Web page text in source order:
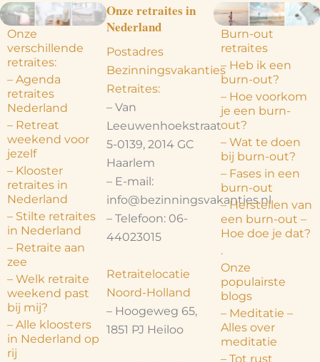
Onze
verschillende
retraites:
– Agenda
retraites
Nederland
– Retreat
weekend voor
jezelf
– Klooster
retraites in
Nederland
– Stilte retraites
in Nederland
– Retraite aan
zee
– Welk retraite
weekend past
bij mij?
– Alle kloosters
in Nederland op
rij
Onze retraites in
Nederland
Postadres
Bezinningsvakanties
Retraites:
– Van
Leeuwenhoekstraat
5-0139, 2014 GC
Haarlem
– E-mail:
info@bezinningsvakanties.nl
– Telefoon: 06-
44023015
Retraitelocatie
Noord-Holland
– Hoogeweg 65,
1851 PJ Heiloo
Burn-out
retraites
– Heb ik een
burn-out?
– Hoe voorkom
je een burn-
out?
– Wat te doen
bij burn-out?
– Fases in een
burn-out
– Herstellen van
een burn-out –
Hoe doe je dat?
.
Onze
populairste
blogs
– Meditatie –
Alles over
meditatie
– Tot rust